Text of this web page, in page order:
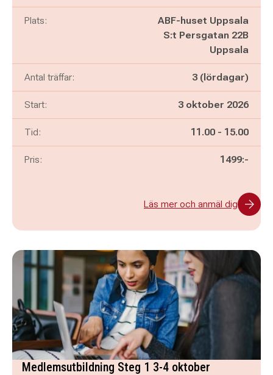
Plats:
ABF-huset Uppsala
S:t Persgatan 22B
Uppsala
Antal träffar: 3 (lördagar)
Start: 3 oktober 2026
Tid: Pågår mellan
11.00 - och
15.00
Pris: 1499:-
Läs mer och anmäl dig
Medlemsutbildning Steg 1 3-4 oktober